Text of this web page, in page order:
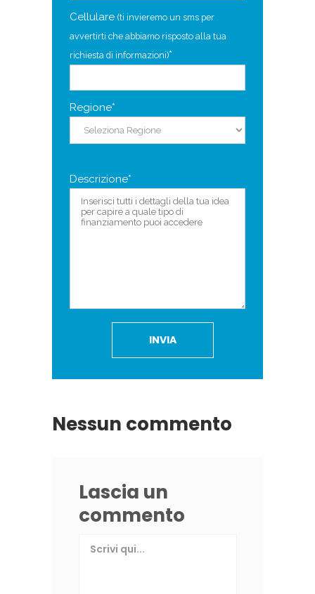
Cellulare (ti invieremo un sms per
avvertirti che abbiamo risposto alla tua
richiesta di informazioni)*
Regione*
Descrizione*
Nessun commento
Lascia un
commento